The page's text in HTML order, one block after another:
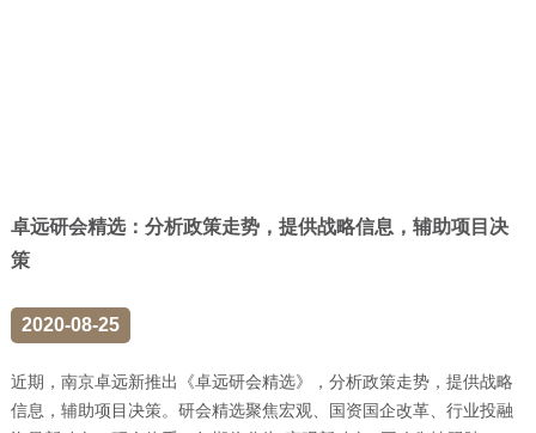
卓远研会精选：分析政策走势，提供战略信息，辅助项目决
策
2020-08-25
近期，南京卓远新推出《卓远研会精选》，分析政策走势，提供战略
信息，辅助项目决策。研会精选聚焦宏观、国资国企改革、行业投融